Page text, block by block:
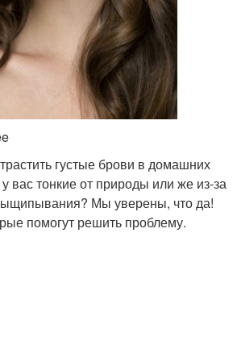
густые брови в домашних
вас тонкие от природы или же из-за
Мы уверены, что да!
помогут решить проблему.